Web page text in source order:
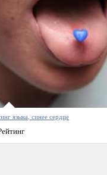
языка, синее сердце